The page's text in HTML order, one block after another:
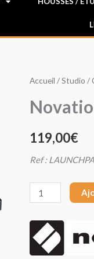
Accueil /Studio /
119,00€
Ref :
quantité
Novation
MINI
MK3